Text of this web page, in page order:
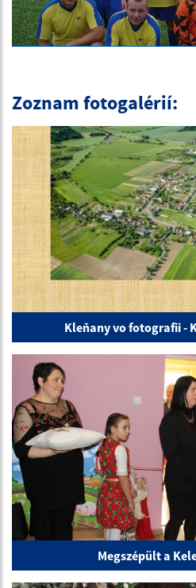
Zoznam fotogalérií:
Kleňany vo fotografii -
Megszépült a